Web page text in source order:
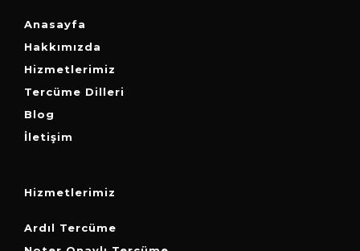
Anasayfa
Hakkımızda
Hizmetlerimiz
Tercüme Dilleri
Blog
İletişim
Hizmetlerimiz
Ardıl Tercüme